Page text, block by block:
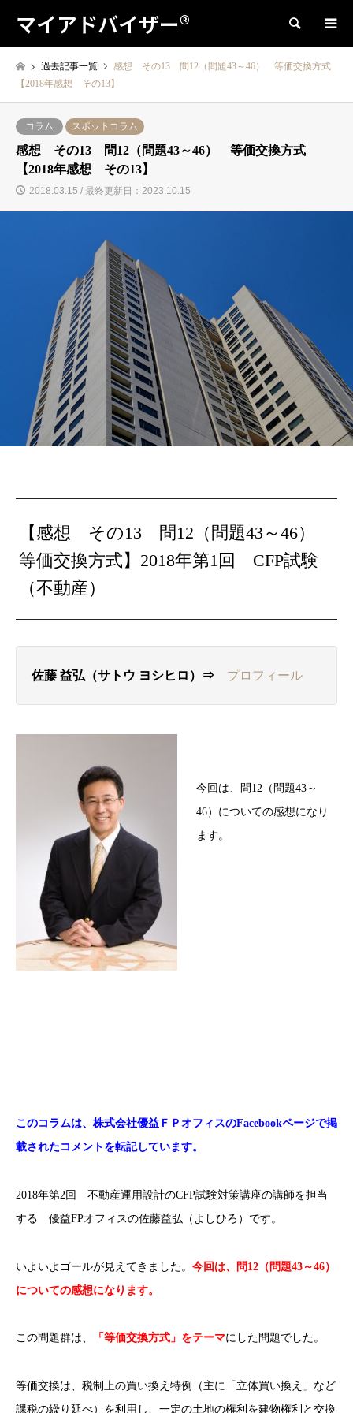
マイアドバイザー® 検索
過去記事一覧
感想 その13 問12（問題43～46） 等価交換方式
【2018年感想 その13】
コラム スポットコラム
感想 その13 問12（問題43～46） 等価交換方式
【2018年感想 その13】
2018.03.15 / 最終更新日：2023.10.15
【感想 その13 問12（問題43～46）
等価交換方式】2018年第1回 CFP試験
（不動産）
佐藤 益弘（サトウ ヨシヒロ）⇒ プロフィール
今回は、問12（問題43～
46）についての感想になり
ます。
このコラムは、株式会社優益ＦＰオフィスのFacebookページで掲
載されたコメントを転記しています。
2018年第2回 不動産運用設計のCFP試験対策講座の講師を担当
する 優益FPオフィスの佐藤益弘（よしひろ）です。
いよいよゴールが見えてきました。 今回は、問12（問題43～46）
についての感想になります。
この問題群は、 「等価交換方式」をテーマにした問題でした。
等価交換は、税制上の買い換え特例（主に「立体買い換え」など
課税の繰り延べ）を利用し、一定の土地の権利を建物権利と交換